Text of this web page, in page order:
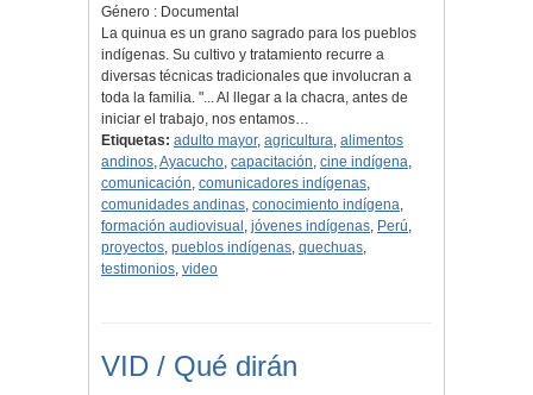
Género : Documental
La quinua es un grano sagrado para los pueblos
indígenas. Su cultivo y tratamiento recurre a
diversas técnicas tradicionales que involucran a
toda la familia. "... Al llegar a la chacra, antes de
iniciar el trabajo, nos entamos…
Etiquetas: adulto mayor, agricultura, alimentos
andinos,Ayacucho, capacitación, cine indígena,
comunicación, comunicadores indígenas,
comunidades andinas, conocimiento indígena,
formación audiovisual , jóvenes indígenas, Perú,
proyectos, pueblos indígenas, quechuas,
testimonios, video
VID / Qué dirán